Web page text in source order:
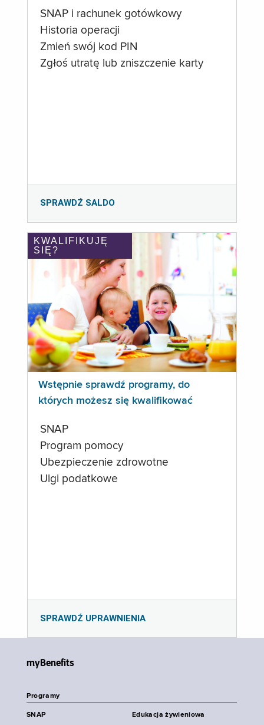
SNAP i rachunek gotówkowy
Historia operacji
Zmień swój kod PIN
Zgłoś utratę lub zniszczenie karty
SPRAWDŹ SALDO
KWALIFIKUJĘ
SIĘ?
Wstępnie sprawdź programy, do
których możesz się kwalifikować
SNAP
Program pomocy
Ubezpieczenie zdrowotne
Ulgi podatkowe
SPRAWDŹ UPRAWNIENIA
myBenefits
Programy
SNAP Edukacja żywieniowa